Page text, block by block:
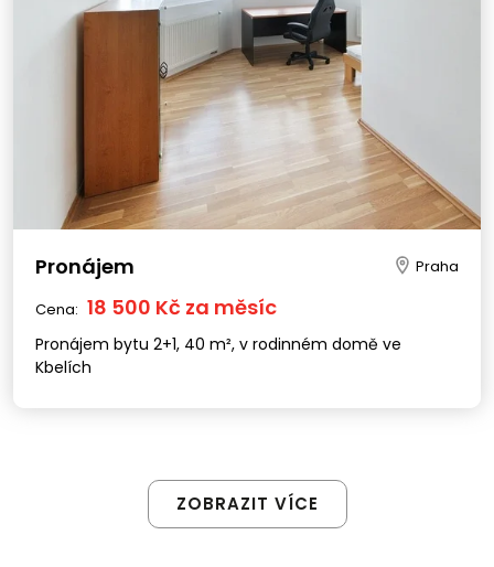
Pronájem Praha
Cena: 18 500 Kč za měsíc
Pronájem bytu 2+1, 40 m², v rodinném domě ve
Kbelích
ZOBRAZIT VÍCE